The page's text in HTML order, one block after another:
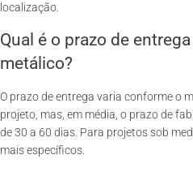
localização.
Qual é o prazo de
metálico?
O prazo de entrega varia conforme o
projeto, mas, em média, o prazo de
de 30 a 60 dias. Para projetos sob
mais específicos.